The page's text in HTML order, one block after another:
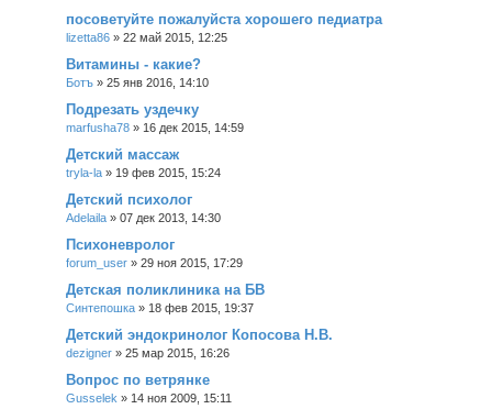
посоветуйте пожалуйста хорошего педиатра
lizetta86 » 22 май 2015, 12:25
Витамины - какие?
Ботъ » 25 янв 2016, 14:10
Подрезать уздечку
marfusha78 » 16 дек 2015, 14:59
Детский массаж
tryla-la » 19 фев 2015, 15:24
Детский психолог
Adelaila » 07 дек 2013, 14:30
Психоневролог
forum_user » 29 ноя 2015, 17:29
Детская поликлиника на БВ
Синтепошка » 18 фев 2015, 19:37
Детский эндокринолог Копосова Н.В.
dezigner » 25 мар 2015, 16:26
Вопрос по ветрянке
Gusselek » 14 ноя 2009, 15:11